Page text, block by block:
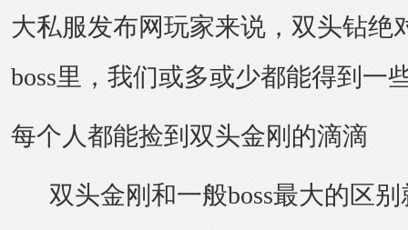
大私服发布网玩家来说，双头钻绝
boss里，我们或多或少都能得到一
每个人都能捡到双头金刚的滴滴
双头金刚和一般boss最大的区别